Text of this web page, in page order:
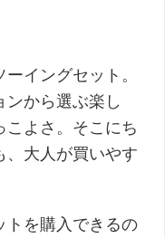
イングセット。
から選ぶ楽し
こよさ。そこにち
、大人が買いやす
トを購入できるの